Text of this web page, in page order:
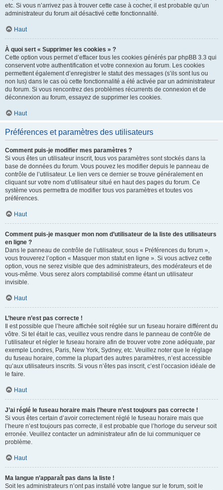
etc. Si vous n’arrivez pas à trouver cette case à cocher, il est probable qu’un
administrateur du forum ait désactivé cette fonctionnalité.
Haut
À quoi sert « Supprimer les cookies » ?
Cette option vous permet d’effacer tous les cookies générés par phpBB 3.3 qui
conservent votre authentification et votre connexion au forum. Les cookies
permettent également d’enregistrer le statut des messages (s’ils sont lus ou
non lus) dans le cas où cette fonctionnalité a été activée par un administrateur
du forum. Si vous rencontrez des problèmes récurrents de connexion et de
déconnexion au forum, essayez de supprimer les cookies.
Haut
Préférences et paramètres des utilisateurs
Comment puis-je modifier mes paramètres ?
Si vous êtes un utilisateur inscrit, tous vos paramètres sont stockés dans la
base de données du forum. Vous pouvez les modifier depuis le panneau de
contrôle de l’utilisateur. Le lien vers ce dernier se trouve généralement en
cliquant sur votre nom d’utilisateur situé en haut des pages du forum. Ce
système vous permettra de modifier tous vos paramètres et toutes vos
préférences.
Haut
Comment puis-je masquer mon nom d’utilisateur de la liste des utilisateurs
en ligne ?
Dans le panneau de contrôle de l’utilisateur, sous « Préférences du forum »,
vous trouverez l’option « Masquer mon statut en ligne ». Si vous activez cette
option, vous ne serez visible que des administrateurs, des modérateurs et de
vous-même. Vous serez alors comptabilisé comme étant un utilisateur
invisible.
Haut
L’heure n’est pas correcte !
Il est possible que l’heure affichée soit réglée sur un fuseau horaire différent du
vôtre. Si tel était le cas, veuillez vous rendre dans le panneau de contrôle de
l’utilisateur et régler le fuseau horaire afin de trouver votre zone adéquate, par
exemple Londres, Paris, New York, Sydney, etc. Veuillez noter que le réglage
du fuseau horaire, comme la plupart des autres paramètres, n’est accessible
qu’aux utilisateurs inscrits. Si vous n’êtes pas inscrit, c’est l’occasion idéale de
le faire.
Haut
J’ai réglé le fuseau horaire mais l’heure n’est toujours pas correcte !
Si vous êtes certain d’avoir correctement réglé le fuseau horaire mais que
l’heure n’est toujours pas correcte, il est probable que l’horloge du serveur soit
erronée. Veuillez contacter un administrateur afin de lui communiquer ce
problème.
Haut
Ma langue n’apparaît pas dans la liste !
Soit les administrateurs n’ont pas installé votre langue sur le forum, soit le